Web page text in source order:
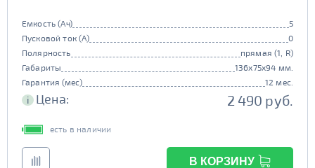
Емкость (Ач)
5
Пусковой ток (А)
0
Полярность
прямая (1, R)
Габариты
136x75x94 мм.
Гарантия (мес)
12 мес.
i Цена: 2 490 руб.
есть в наличии
В КОРЗИНУ